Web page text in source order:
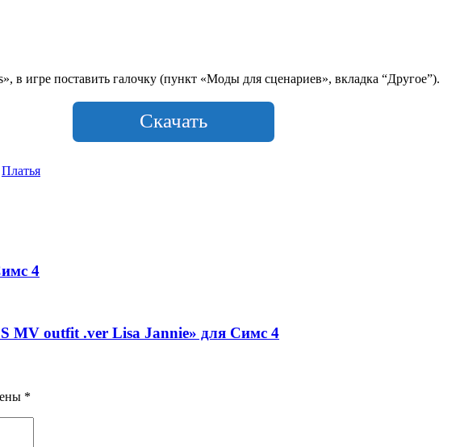
игре поставить галочку (пункт «Моды для сценариев», вкладка “Другое”).
Скачать
Платья
4
outfit .ver Lisa Jannie» для Симс 4
*